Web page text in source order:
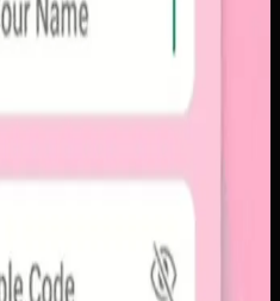
dengan alur berbagi yang
momen yang tersusun
percakapan visual yang
beban feed publik.